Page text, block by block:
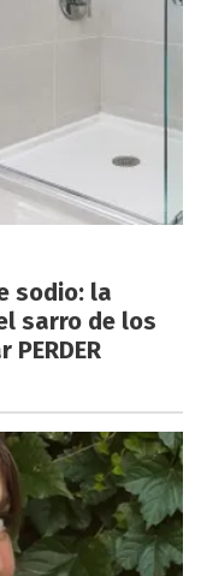
sodio: la
sarro de los